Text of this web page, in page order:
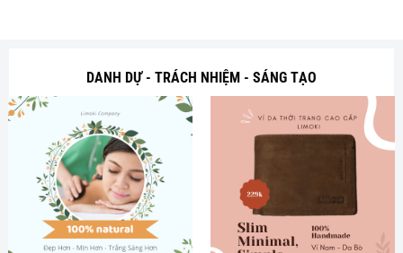
DANH DỰ - TRÁCH NHIỆM - SÁNG TẠO